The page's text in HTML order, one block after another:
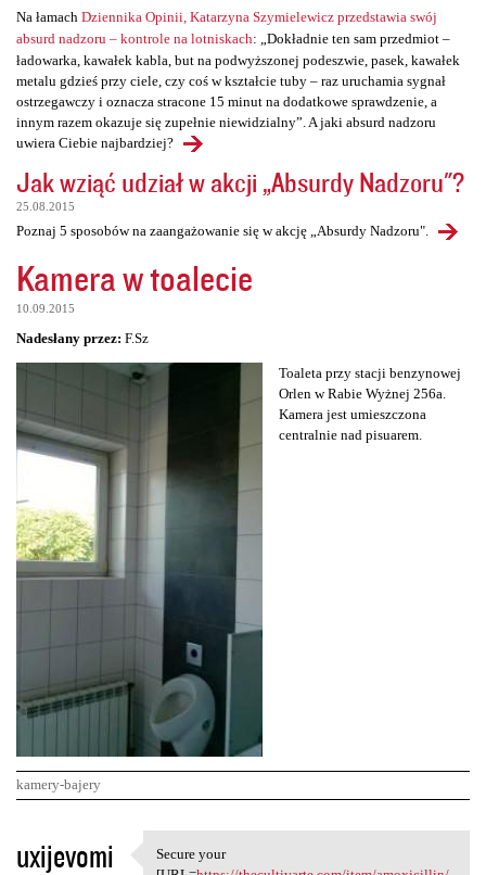
Na łamach Dziennika Opinii, Katarzyna Szymielewicz przedstawia swój
absurd nadzoru – kontrole na lotniskach: „Dokładnie ten sam przedmiot –
ładowarka, kawałek kabla, but na podwyższonej podeszwie, pasek, kawałek
metalu gdzieś przy ciele, czy coś w kształcie tuby – raz uruchamia sygnał
ostrzegawczy i oznacza stracone 15 minut na dodatkowe sprawdzenie, a
innym razem okazuje się zupełnie niewidzialny”. A jaki absurd nadzoru
uwiera Ciebie najbardziej?
Jak wziąć udział w akcji „Absurdy Nadzoru"?
25.08.2015
Poznaj 5 sposobów na zaangażowanie się w akcję „Absurdy Nadzoru".
Kamera w toalecie
10.09.2015
Nadesłany przez: F.Sz
Toaleta przy stacji benzynowej
Orlen w Rabie Wyżnej 256a.
Kamera jest umieszczona
centralnie nad pisuarem.
kamery-bajery
K
uxijevomi
Secure your